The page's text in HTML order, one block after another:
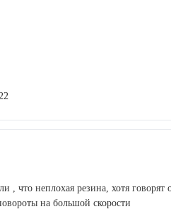
, что неплохая резина, хотя
на большой скорости